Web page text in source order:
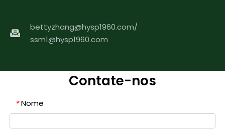
bettyzhang@hysp1960.com/
ssm1@hysp1960.com
Contate-nos
* Nome